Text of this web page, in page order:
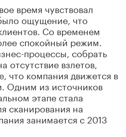
время чувствовал
ощущение, что
Со временем
спокойный режим.
процессы, собрать
отсутствие взлетов,
что компания движется в
Одним из источников
этапе стала
сканирования на
занимается с 2013